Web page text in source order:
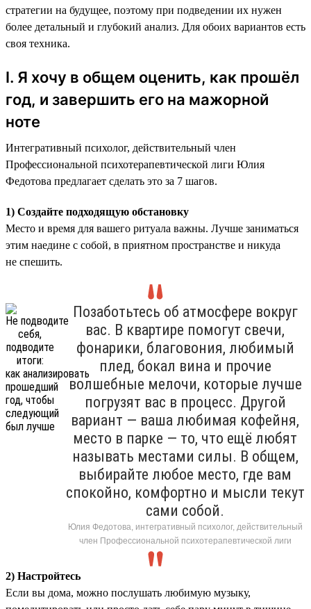
стратегии на будущее, поэтому при подведении их нужен
более детальный и глубокий анализ. Для обоих вариантов есть
своя техника.
I. Я хочу в общем оценить, как прошёл
год, и завершить его на мажорной
ноте
Интегративный психолог, действительный член
Профессиональной психотерапевтической лиги Юлия
Федотова предлагает сделать это за 7 шагов.
1) Создайте подходящую обстановку
Место и время для вашего ритуала важны. Лучше заниматься
этим наедине с собой, в приятном пространстве и никуда
не спешить.
Позаботьтесь об атмосфере вокруг
вас. В квартире помогут свечи,
фонарики, благовония, любимый
плед, бокал вина и прочие
волшебные мелочи, которые лучше
погрузят вас в процесс. Другой
вариант — ваша любимая кофейня,
место в парке — то, что ещё любят
называть местами силы. В общем,
выбирайте любое место, где вам
спокойно, комфортно и мысли текут
сами собой.
Юлия Федотова, интегративный психолог, действительный
член Профессиональной психотерапевтической лиги
2) Настройтесь
Если вы дома, можно послушать любимую музыку,